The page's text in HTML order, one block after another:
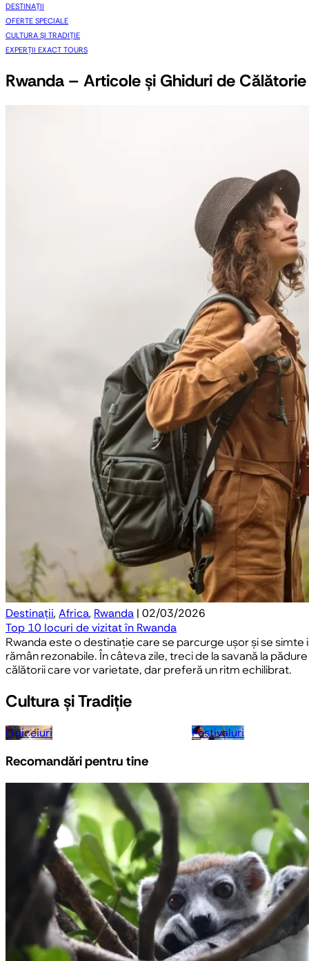
DESTINAȚII
OFERTE SPECIALE
CULTURA ȘI TRADIȚIE
EXPERȚII EXACT TOURS
Rwanda – Articole și Ghiduri de Călătorie
Destinații,Africa, Rwanda | 02/03/2026
Top 10 locuri de vizitat în Rwanda
Rwanda este o destinație care se parcurge ușor și se
rămân rezonabile. În câteva zile, treci de la savană la
călătorii care vor varietate, dar preferă un ritm echilibrat.
Cultura și Tradiție
Obiceiuri Festivaluri
Recomandări pentru tine